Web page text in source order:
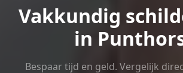
Vakkundig
in
Bespaar tijd en geld. Vergelijk